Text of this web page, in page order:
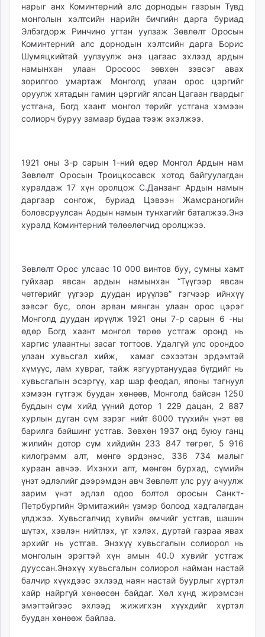
нарыг анх Коминтерний алс дорнодын газрын Түвд
монголын хэлтсийн нарийн бичгийн дарга буриад
Элбэгдорж Ринчино угтан уулзаж Зөвлөлт Оросын
Коминтерний алс дорнодын хэлтсийн дарга Борис
Шумяцкийтай уулзуулж энэ цагаас эхлээд ардын
намынхан улаан Оросоос зөвхөн зэвсэг авах
зорилгоо умартаж Монголд улаан орос цэргийг
оруулж хятадын гамин цэргийг ялсан Цагаан гвардыг
устгана, Богд хаант монгол төрийг устгана хэмээн
солиорч буруу замаар будаа тээж эхэлжээ.
1921 оны 3-р сарын 1-ний өдөр Монгол Ардын нам
Зөвлөлт Оросын Троицкосавск хотод байгуулагдан
хуралдаж 17 хүн оролцож С.Данзанг Ардын намын
даргаар сонгож, буриад Цэвээн Жамсраногийн
боловсруулсан Ардын намын тунхагийг баталжээ.Энэ
хуралд Коминтерний төлөөлөгчид оролцжээ.
Зөвлөлт Орос улсаас 10 000 винтов буу, сумны хамт
гуйхаар явсан ардын намынхан “Түүгээр явсан
чөтгөрийг үүгээр дуудан ирүүлэв” гэгчээр ийнхүү
зэвсэг бус, олон арван мянган улаан орос цэрэг
Монголд дуудан ирүүлж 1921 оны 7-р сарын 6 -ны
өдөр Богд хаант монгол төрөө устгаж оронд нь
харгис улаантны засаг тогтоов. Удалгүй улс орондоо
улаан хувьсгал хийж, хамаг сэхээтэн эрдэмтэй
хүмүүс, лам хувраг, тайж язгууртануудаа бүгдийг нь
хувьсгалын эсэргүү, хар шар феодал, японы тагнуул
хэмээн гүтгэж буудан хөнөөв, Монголд байсан 1250
буддын сүм хийд үүний дотор 1 229 дацан, 2 887
хурлын дуган сүм зэрэг нийт 6000 түүхийн үнэт өв
барилга байшинг устгав. Зөвхөн 1937 онд буюу ганц
жилийн дотор сүм хийдийн 233 847 төгрөг, 5 916
килограмм алт, мөнгө эрдэнэс, 336 734 малыг
хураан авчээ. Ихэнхи алт, мөнгөн бурхад, сүмийн
үнэт эдлэлийг дээрэмдэн авч Зөвлөлт улс руу ачуулж
зарим үнэт эдлэл одоо болтол оросын Санкт-
Петрбургийн Эрмитажийн үзмэр болоод хадгалагдан
үлджээ. Хувьсгалчид хувийн өмчийг устгав, шашин
шүтэх, хэвлэн нийтлэх, үг хэлэх, дуртай газраа явах
эрхийг нь устгав. Энэхүү хувьсгалын солиорол нь
монголын эрэгтэй хүн амын 40.0 хувийг устгаж
дууссан.Энэхүү хувьсгалын солиорол найман настай
балчир хүүхдээс эхлээд наян настай буурлыг хүртэл
хайр найргүй хөнөөсөн байдаг. Хөл хүнд жирэмсэн
эмэгтэйгээс эхлээд жижигхэн хүүхдийг хүртэл
буудан хөнөөж байлаа.